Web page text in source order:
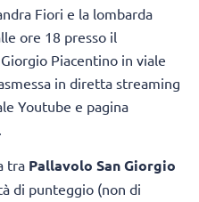
Fiori e la lombarda
ore 18 presso il
Piacentino in viale
in diretta streaming
Youtube e pagina
tra Pallavolo San Giorgio
di punteggio (non di